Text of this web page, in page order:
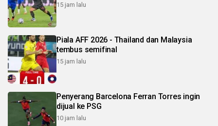
15 jam lalu
Piala AFF 2026 - Thailand dan Malaysia
tembus semifinal
15 jam lalu
Penyerang Barcelona Ferran Torres ingin
dijual ke PSG
10 jam lalu